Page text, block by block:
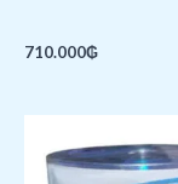
710.000₲